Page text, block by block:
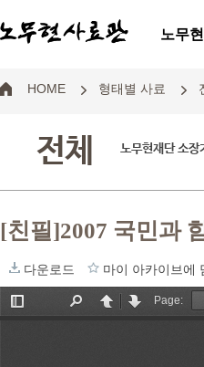
노무
HOME 형태별 사료
전체 노무현재단 소장
[친필]2007 국민과
다운로드 마이 아카이브에